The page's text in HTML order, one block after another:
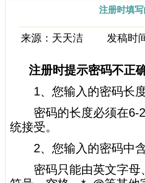
注册时填
来源：天天洁 发稿时
注册时提示密码不正确
1、您输入的密码长度
密码的长度必须在6-
统接受。
2、您输入的密码中含
密码只能由英文字母